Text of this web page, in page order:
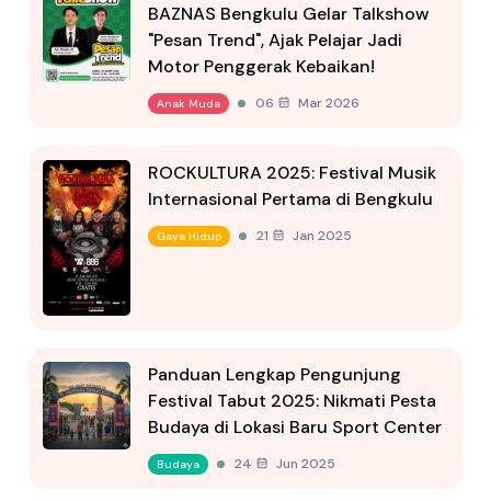
BAZNAS Bengkulu Gelar Talkshow
"Pesan Trend", Ajak Pelajar Jadi
Motor Penggerak Kebaikan!
Anak Muda 06 Mar 2026
ROCKULTURA 2025: Festival Musik
Internasional Pertama di Bengkulu
Gaya Hidup 21 Jan 2025
Panduan Lengkap Pengunjung
Festival Tabut 2025: Nikmati Pesta
Budaya di Lokasi Baru Sport Center
Budaya 24 Jun 2025